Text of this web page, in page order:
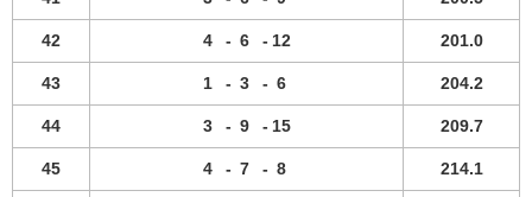
42 4 - 6 - 12 201.0
43 1 - 3 - 6 204.2
44 3 - 9 - 15 209.7
45 4 - 7 - 8 214.1